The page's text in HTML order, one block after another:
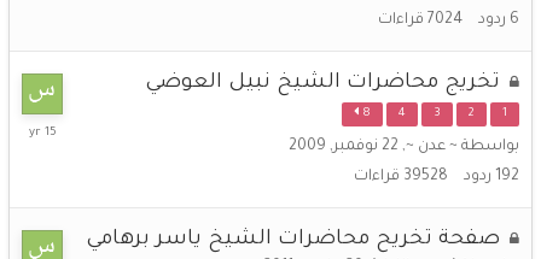
6 ردود 7024 قراءات
تخريج محاضرات الشيخ نبيل العوضي
1
2
3
4
8
بواسطة ~ عدن ~, 22 نوفمبر, 2009
192 ردود 39528 قراءات
صفحة تخريح محاضرات الشيخ ياسر برهامي